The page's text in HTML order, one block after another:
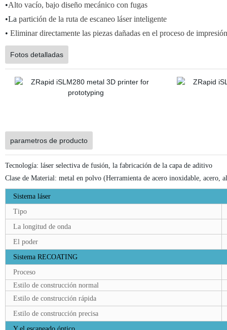
•Alto vacío, bajo diseño mecánico con fugas
•La partición de la ruta de escaneo láser inteligente
• Eliminar directamente las piezas dañadas en el proceso de impresión
Fotos detalladas
parametros de producto
Tecnología: láser selectiva de fusión, la fabricación de la capa de aditivo
Clase de Material: metal en polvo (Herramienta de acero inoxidable, acero,
Sistema láser
Tipo
La longitud de onda
El poder
Sistema RECOATING
Proceso
Estilo de construcción normal
Estilo de construcción rápida
Estilo de construcción precisa